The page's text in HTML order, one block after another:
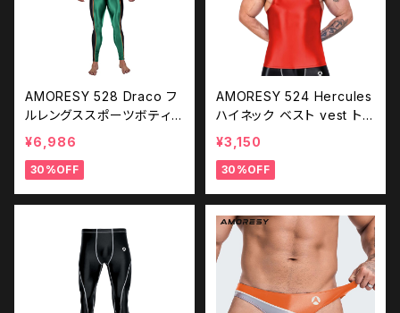
AMORESY 528 Draco フ
ルレングススポーツボティス
ーツ
¥6,986
30%OFF
AMORESY 524 Hercules
ハイネック ベスト vest トッ
プス 袖なし
¥3,150
30%OFF